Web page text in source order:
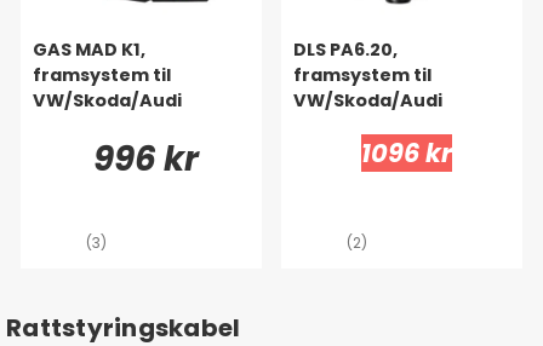
GAS MAD K1,
framsystem til
VW/Skoda/Audi
996 kr
(3)
DLS PA6.20,
framsystem til
VW/Skoda/Audi
1096 kr
(2)
Rattstyringskabel